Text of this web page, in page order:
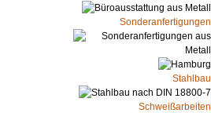
Sonderanfertigungen
Stahlbau
Schweißarbeiten